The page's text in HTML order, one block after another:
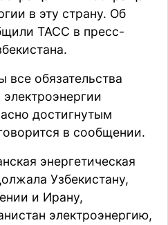
в эту страну. Об
ТАСС в пресс-
обязательства
достигнутым
в сообщении.
энергетическая
Узбекистану,
и Ирану,
электроэнергию,